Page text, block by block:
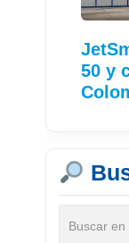
50 y